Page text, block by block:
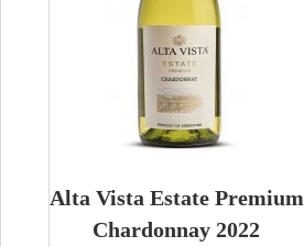
Alta Vista Estate Premium
Chardonnay 2022